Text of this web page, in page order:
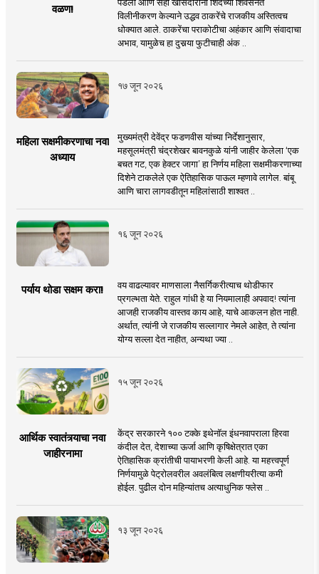
वळण!
विलीनीकरण केल्याने उद्धव ठाकरेंचे राजकीय अस्तित्वच
धोक्यात आले. ठाकरेंचा पराकोटीचा अहंकार आणि संवादाचा
अभाव, यामुळेच हा दुसर्‍या फुटीचाही अंक ..
१७ जून २०२६
महिला सक्षमीकरणाचा नवा
अध्याय
मुख्यमंत्री देवेंद्र फडणवीस यांच्या निर्देशानुसार,
महसूलमंत्री चंद्रशेखर बावनकुळे यांनी जाहीर केलेला ‘एक
बचत गट, एक हेक्टर जागा’ हा निर्णय महिला सक्षमीकरणाच्या
दिशेने टाकलेले एक ऐतिहासिक पाऊल म्हणावे लागेल. बांबू
आणि चारा लागवडीतून महिलांसाठी शाश्वत ..
१६ जून २०२६
पर्याय थोडा सक्षम करा!
वय वाढल्यावर माणसाला नैसर्गिकरीत्याच थोडीफार
प्रगल्भता येते. राहुल गांधी हे या नियमालाही अपवाद! त्यांना
आजही राजकीय वास्तव काय आहे, याचे आकलन होत नाही.
अर्थात, त्यांनी जे राजकीय सल्लागार नेमले आहेत, ते त्यांना
योग्य सल्ला देत नाहीत, अन्यथा ज्या ..
१५ जून २०२६
आर्थिक स्वातंत्र्याचा नवा
जाहीरनामा
केंद्र सरकारने १०० टक्के इथेनॉल इंधनवापराला हिरवा
कंदील देत, देशाच्या ऊर्जा आणि कृषिक्षेत्रात एका
ऐतिहासिक क्रांतीची पायाभरणी केली आहे. या महत्त्वपूर्ण
निर्णयामुळे पेट्रोलवरील अवलंबित्व लक्षणीयरीत्या कमी
होईल. पुढील दोन महिन्यांतच अत्याधुनिक फ्लेस ..
१३ जून २०२६